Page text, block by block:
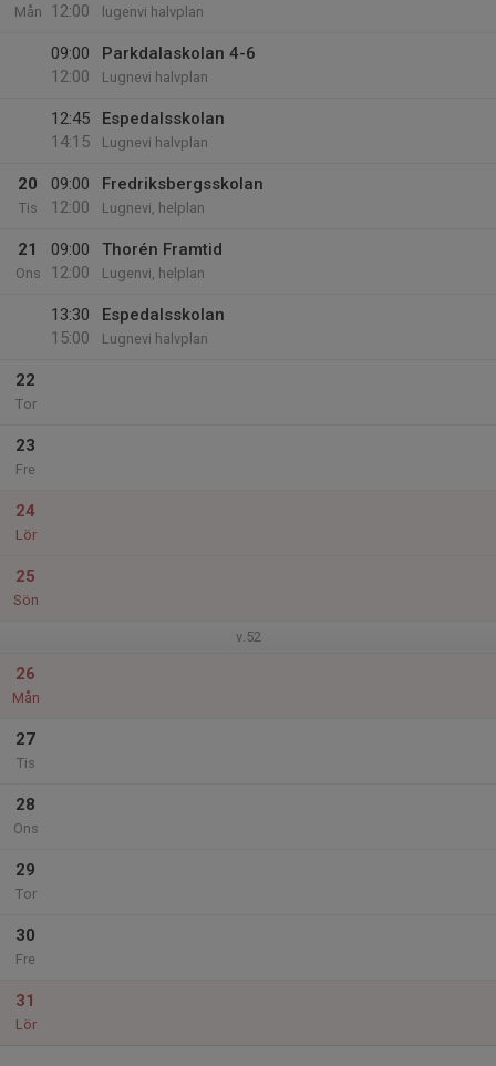
Mån
12:00
lugenvi halvplan
09:00
12:00
Parkdalaskolan 4-6
Lugnevi halvplan
12:45
14:15
Espedalsskolan
Lugnevi halvplan
20
Tis
09:00
12:00
Fredriksbergsskolan
Lugnevi, helplan
21
Ons
09:00
12:00
Thorén Framtid
Lugenvi, helplan
13:30
15:00
Espedalsskolan
Lugnevi halvplan
22
Tor
23
Fre
24
Lör
25
Sön
v.52
26
Mån
27
Tis
28
Ons
29
Tor
30
Fre
31
Lör